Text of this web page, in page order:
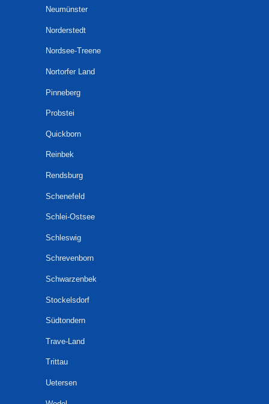
Neumünster
Norderstedt
Nordsee-Treene
Nortorfer Land
Pinneberg
Probstei
Quickborn
Reinbek
Rendsburg
Schenefeld
Schlei-Ostsee
Schleswig
Schrevenborn
Schwarzenbek
Stockelsdorf
Südtondern
Trave-Land
Trittau
Uetersen